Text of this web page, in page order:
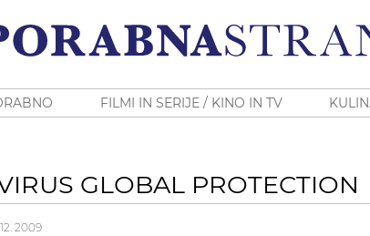
FILMI IN SERIJE / KINO IN TV
GLOBAL PROTECTION
12. 2009